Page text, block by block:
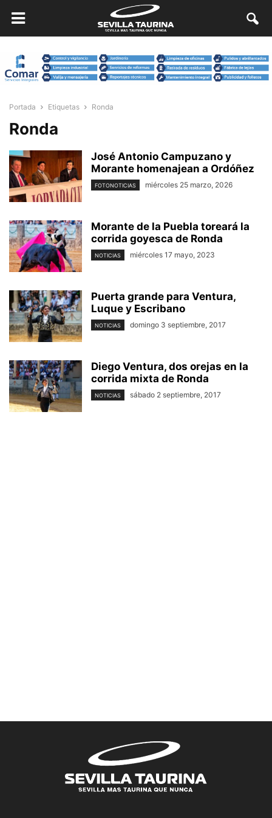
Portada Etiquetas Ronda
Ronda
José Antonio Campuzano y
Morante homenajean a Ordóñez
FOTONOTICIAS miércoles 25 marzo, 2026
Morante de la Puebla toreará la
corrida goyesca de Ronda
NOTICIAS miércoles 17 mayo, 2023
Puerta grande para Ventura,
Luque y Escribano
NOTICIAS domingo 3 septiembre, 2017
Diego Ventura, dos orejas en la
corrida mixta de Ronda
NOTICIAS sábado 2 septiembre, 2017